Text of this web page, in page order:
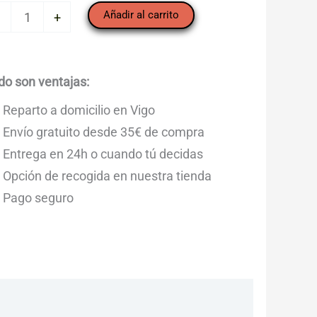
+ Añadir al carrito
son ventajas:
Reparto a domicilio en Vigo
Envío gratuito desde 35€ de compra
Entrega en 24h o cuando tú decidas
Opción de recogida en nuestra tienda
Pago seguro